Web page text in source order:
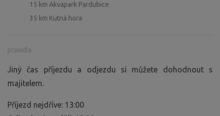
15 km Akvapark Pardubice
35 km Kutná hora
pravidla
Jiný čas příjezdu a odjezdu si můžete dohodnout s
majitelem.
Příjezd nejdříve: 13:00